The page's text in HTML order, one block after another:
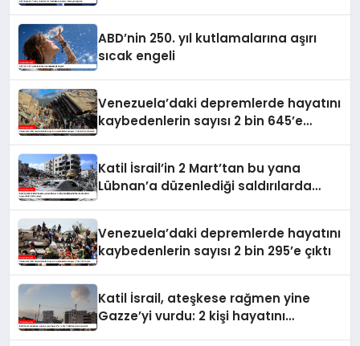
ABD’nin 250. yıl kutlamalarına aşırı
sıcak engeli
Venezuela’daki depremlerde hayatını
kaybedenlerin sayısı 2 bin 645’e
Katil İsrail’in 2 Mart’tan bu yana
Lübnan’a düzenlediği saldırılarda
Venezuela’daki depremlerde hayatını
kaybedenlerin sayısı 2 bin 295’e çıktı
Katil İsrail, ateşkese rağmen yine
Gazze’yi vurdu: 2 kişi hayatını